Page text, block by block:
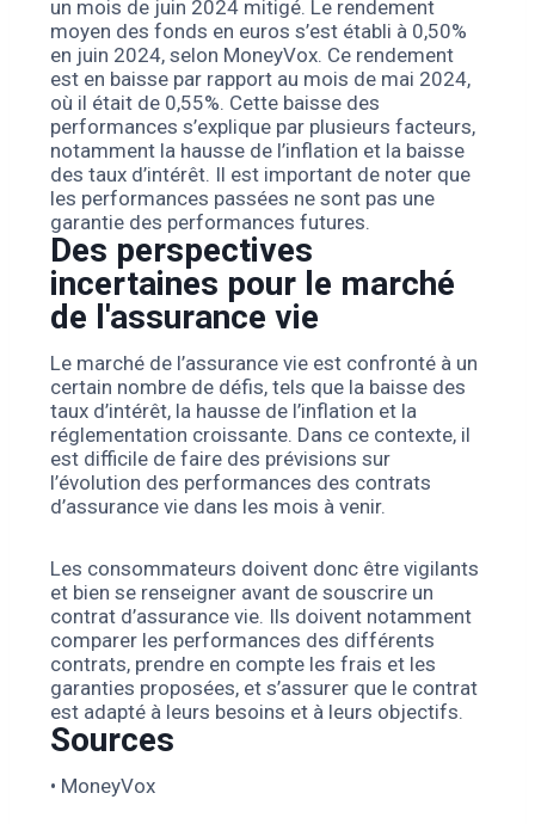
un mois de juin 2024 mitigé. Le rendement
moyen des fonds en euros s’est établi à 0,50%
en juin 2024, selon MoneyVox. Ce rendement
est en baisse par rapport au mois de mai 2024,
où il était de 0,55%. Cette baisse des
performances s’explique par plusieurs facteurs,
notamment la hausse de l’inflation et la baisse
des taux d’intérêt. Il est important de noter que
les performances passées ne sont pas une
garantie des performances futures.
Des perspectives
incertaines pour le marché
de l'assurance vie
Le marché de l’assurance vie est confronté à un
certain nombre de défis, tels que la baisse des
taux d’intérêt, la hausse de l’inflation et la
réglementation croissante. Dans ce contexte, il
est difficile de faire des prévisions sur
l’évolution des performances des contrats
d’assurance vie dans les mois à venir.
Les consommateurs doivent donc être vigilants
et bien se renseigner avant de souscrire un
contrat d’assurance vie. Ils doivent notamment
comparer les performances des différents
contrats, prendre en compte les frais et les
garanties proposées, et s’assurer que le contrat
est adapté à leurs besoins et à leurs objectifs.
Sources
• MoneyVox